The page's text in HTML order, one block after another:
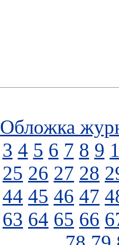
Обложка
3 4 5 6 7 8 9
25 26 27 28
44 45 46 47
63 64 65 66